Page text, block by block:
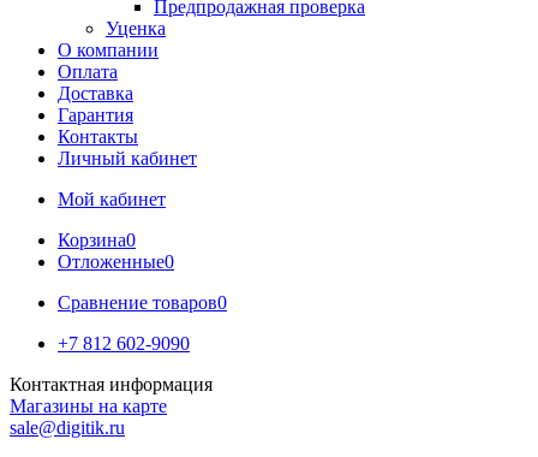
Предпродажная проверка
Уценка
О компании
Оплата
Доставка
Гарантия
Контакты
Личный кабинет
Мой кабинет
Корзина0
Отложенные0
Сравнение товаров0
+7 812 602-9090
Контактная информация
Магазины на карте
sale@digitik.ru